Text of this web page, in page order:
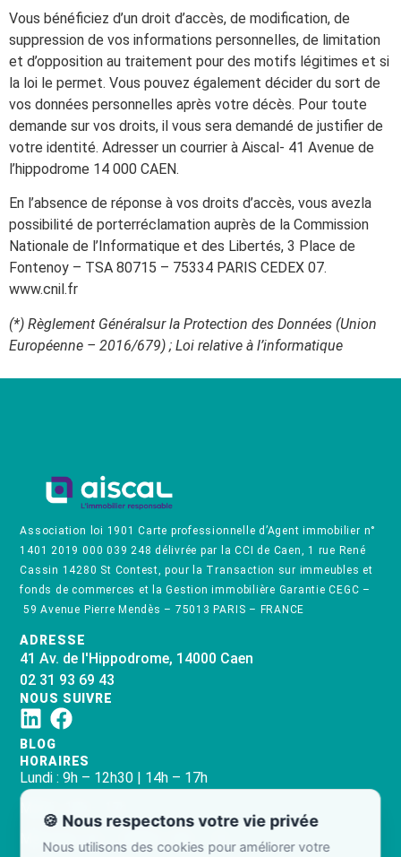
Vous bénéficiez d’un droit d’accès, de modification, de
suppression de vos informations personnelles, de limitation
et d’opposition au traitement pour des motifs légitimes et si
la loi le permet. Vous pouvez également décider du sort de
vos données personnelles après votre décès. Pour toute
demande sur vos droits, il vous sera demandé de justifier de
votre identité. Adresser un courrier à Aiscal- 41 Avenue de
l’hippodrome 14 000 CAEN.
En l’absence de réponse à vos droits d’accès, vous avezla
possibilité de porterréclamation auprès de la Commission
Nationale de l’Informatique et des Libertés, 3 Place de
Fontenoy – TSA 80715 – 75334 PARIS CEDEX 07.
www.cnil.fr
(*) Règlement Généralsur la Protection des Données (Union
Européenne – 2016/679) ; Loi relative à l’informatique
Association loi 1901 Carte professionnelle d’Agent immobilier n°
1401 2019 000 039 248 délivrée par la CCI de Caen, 1 rue René
Cassin 14280 St Contest, pour la Transaction sur immeubles et
fonds de commerces et la Gestion immobilière Garantie CEGC –
59 Avenue Pierre Mendès – 75013 PARIS – FRANCE
ADRESSE
41 Av. de l'Hippodrome, 14000 Caen
02 31 93 69 43
NOUS SUIVRE
BLOG
HORAIRES
Lundi : 9h – 12h30 | 14h – 17h
Mercredi : 9h – 12h30 | 14h – 17h
🍪 Nous respectons votre vie privée
Nous utilisons des cookies pour améliorer votre